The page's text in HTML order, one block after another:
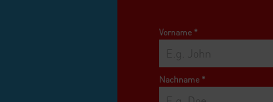
Vorname *
Nachname *